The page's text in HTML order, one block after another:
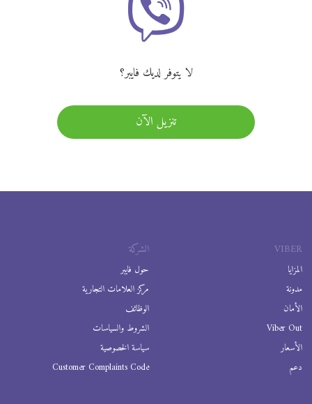
لا يتوفر لديك فايبر؟
تنزيل الآن
VIBER
المزايا
مدونة
الأمان
Viber Out
الأسعار
دعم
الشركة
حول فايبر
مركز العلامات التجارية
الوظائف
الشروط والسياسات
سياسة الخصوصية
Customer Complaints Code